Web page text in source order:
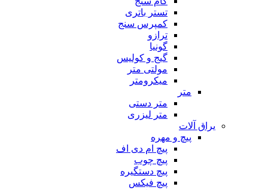
تستر باتری
کمپرس سنج
ترازو
گونیا
گیج و کولیس
مولتی متر
میکرومتر
متر
متر دستی
متر لیزری
یراق آلات
پیچ و مهره
پیچ ام دی اف
پیچ چوب
پیچ دستگیره
پیچ فیکس